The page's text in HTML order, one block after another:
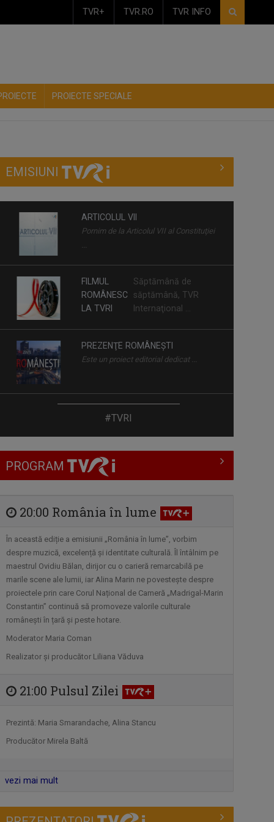
TVR+ TVR.RO TVR INFO
PROIECTE SPECIALE
EMISIUNI
FILMUL
ROMÂNESC
Săptămână de
săptămână, TVR
PREZENŢE ROMÂNEŞTI
Este un proiect editorial dedicat ...
LUMEA
ŞI NOI
Una dintre cele mai
longevive producţii ale ...
Singura emisiune tv dedicată românilor
care ...
TERASA URBANĂ
DISCOVER ROMANIA
Prin această serie de emisiuni,
Televiziunea ...
UN DOCTOR PENTRU
DUMNEAVOASTRĂ
Povești spectaculoase ale românilor
Este principalul program informativ al
#TVRI
PROGRAM
20:00 România în lume
În această ediție a emisiunii „România în lume”, vorbim
despre muzică, excelență și identitate culturală. Îl întâlnim pe
maestrul Ovidiu Bălan, dirijor cu o carieră remarcabilă pe
marile scene ale lumii, iar Alina Marin ne povesteşte despre
proiectele prin care Corul Național de Cameră „Madrigal-Marin
Constantin” continuă să promoveze valorile culturale
românești în țară și peste hotare.
Moderator Maria Coman
Realizator şi producător Liliana Văduva
21:00 Pulsul Zilei
Prezintă: Maria Smarandache, Alina Stancu
Producător Mirela Baltă
vezi mai mult